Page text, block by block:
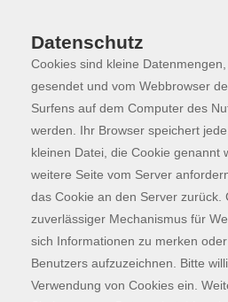
Skip to main content
Programm
Der Kurs konnte nicht
Datenschutz
Cookies sind kleine
gesendet und vom Webbrowser
Surfens auf dem Computer des
werden. Ihr Browser speichert
kleinen Datei, die Cookie genannt
weitere Seite vom Server
das Cookie an den Server zurück.
zuverlässiger Mechanismus für
sich Informationen zu merken
Benutzers aufzuzeichnen. Bitte
Verwendung von Cookies ein.